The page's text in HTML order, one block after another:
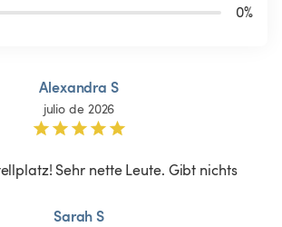
0%
Alexandra S
julio de 2026
Sehr nette Leute. Gibt nichts
Sarah S